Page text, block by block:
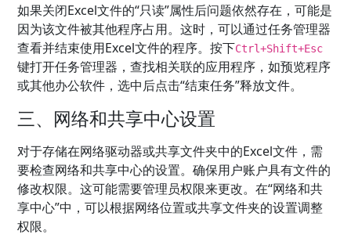
如果关闭Excel文件的“只读”属性后问题依然存在，可能是
因为该文件被其他程序占用。这时，可以通过任务管理器
查看并结束使用Excel文件的程序。按下Ctrl+Shift+Esc
键打开任务管理器，查找相关联的应用程序，如预览程序
或其他办公软件，选中后点击“结束任务”释放文件。
三、网络和共享中心设置
对于存储在网络驱动器或共享文件夹中的Excel文件，需
要检查网络和共享中心的设置。确保用户账户具有文件的
修改权限。这可能需要管理员权限来更改。在“网络和共
享中心”中，可以根据网络位置或共享文件夹的设置调整
权限。